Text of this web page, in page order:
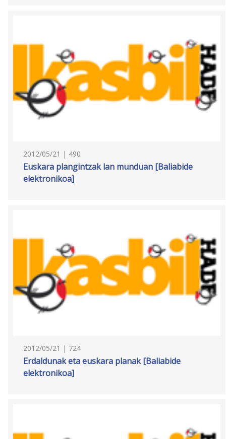
2012/05/21 | 490
Euskara plangintzak lan munduan [Baliabide
elektronikoa]
2012/05/21 | 724
Erdaldunak eta euskara planak [Baliabide
elektronikoa]